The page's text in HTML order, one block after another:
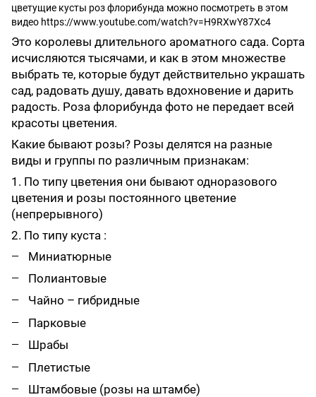
цветущие кусты роз флорибунда можно посмотреть в этом
видео https://www.youtube.com/watch?v=H9RXwY87Xc4
Это королевы длительного ароматного сада. Сорта
исчисляются тысячами, и как в этом множестве
выбрать те, которые будут действительно украшать
сад, радовать душу, давать вдохновение и дарить
радость. Роза флорибунда фото не передает всей
красоты цветения.
Какие бывают розы? Розы делятся на разные
виды и группы по различным признакам:
1. По типу цветения они бывают одноразового
цветения и розы постоянного цветение
(непрерывного)
2. По типу куста :
Миниатюрные
Полиантовые
Чайно – гибридные
Парковые
Шрабы
Плетистые
Штамбовые (розы на штамбе)